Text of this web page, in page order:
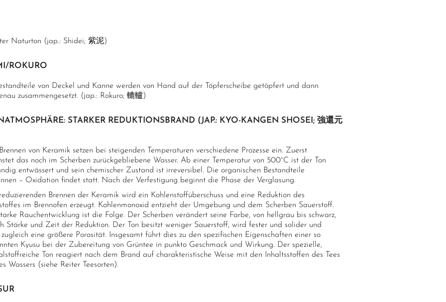
Naturton (jap.: Shidei; 紫泥)
ROKURO
von Deckel und Kanne werden von Hand auf der Töpferscheibe getöpfert und dann
zusammengesetzt. (jap.: Rokuro; 轆轤)
STARKER REDUKTIONSBRAND (JAP.: KYO-KANGEN SHOSEI; 強還元
von Keramik setzen bei steigenden Temperaturen verschiedene Prozesse ein. Zuerst
das noch im Scherben zurückgebliebene Wasser. Ab einer Temperatur von 500°C ist der Ton
entwässert und sein chemischer Zustand ist irreversibel. Die organischen Bestandteile
– Oxidation findet statt. Nach der Verfestigung beginnt die Phase der Verglasung.
Brennen der Keramik wird ein Kohlenstoffüberschuss und eine Reduktion des
im Brennofen erzeugt. Kohlenmonoxid entzieht der Umgebung und dem Scherben Sauerstoff.
Rauchentwicklung ist die Folge. Der Scherben verändert seine Farbe, von hellgrau bis schwarz,
Stärke und Zeit der Reduktion. Der Ton besitzt weniger Sauerstoff, wird fester und solider und
eine größere Porosität. Insgesamt führt dies zu den spezifischen Eigenschaften einer so
Kyusu bei der Zubereitung von Grüntee in punkto Geschmack und Wirkung. Der spezielle,
Ton reagiert nach dem Brand auf charakteristische Weise mit den Inhaltsstoffen des Tees
Wassers (siehe Reiter Teesorten).